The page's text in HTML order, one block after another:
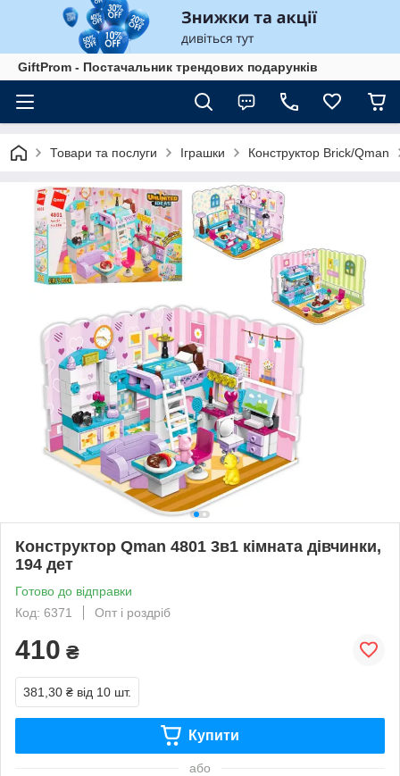
GiftProm - Постачальник трендових подарунків
Товари та послуги Іграшки Конструктор Brick/Qman
Конструктор Qman 4801 3в1 кімната дівчинки,
194 дет
Готово до відправки
Код: 6371
Опт і роздріб
410 ₴
381,30 ₴ від 10 шт.
Купити
або